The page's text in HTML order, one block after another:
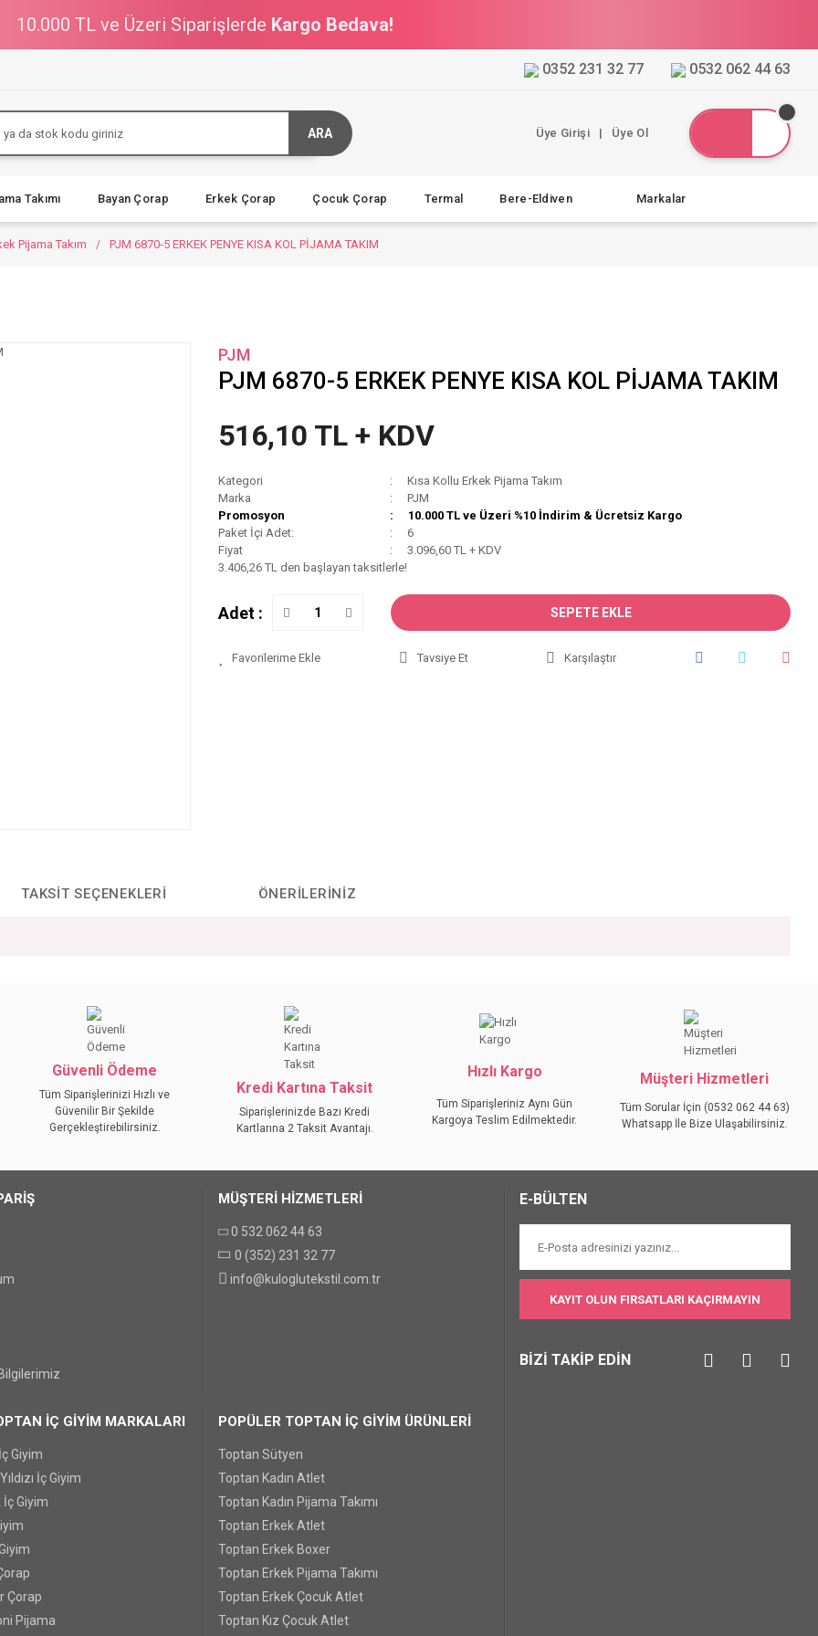
10.000 TL ve Üzeri Siparişlerde Kargo Bedava!
0352 231 32 77 0532 062 44 63
ARA Üye Girişi | Üye Ol
Takımı Bayan Çorap Erkek Çorap Çocuk Çorap Termal Bere-Eldiven Markalar
Pijama Takım PJM 6870-5 ERKEK PENYE KISA KOL PİJAMA TAKIM
PJM
PJM 6870-5 ERKEK PENYE KISA KOL PİJAMA TAKIM
516,10 TL + KDV
Kategori
Kısa Kollu Erkek Pijama Takım
Marka
PJM
Promosyon
10.000 TL ve Üzeri %10 İndirim & Ücretsiz Kargo
Paket İçi Adet:
6
Fiyat
3.096,60 TL + KDV
3.406,26 TL den başlayan taksitlerle!
Adet : SEPETE EKLE
Tavsiye Et Karşılaştır
TAKSIT SEÇENEKLERI ÖNERILERINIZ
GÖNDER
Güvenli Ödeme
Tüm Siparişlerinizi Hızlı ve
Güvenilir Bir Şekilde
Gerçekleştirebilirsiniz.
Kredi Kartına Taksit
Siparişlerinizde Bazı Kredi
Kartlarına 2 Taksit Avantajı.
Hızlı Kargo
Tüm Siparişleriniz Aynı Gün
Kargoya Teslim Edilmektedir.
Müşteri Hizmetleri
Tüm Sorular İçin (0532 062 44 63)
Whatsapp İle Bize Ulaşabilirsiniz.
MÜŞTERİ HİZMETLERİ
0 532 062 44 63
0 (352) 231 32 77
info@kuloglutekstil.com.tr
İÇ GİYİM MARKALARI
Giyim
İç Giyim
Giyim
Çorap
Pijama
POPÜLER TOPTAN İÇ GİYİM ÜRÜNLERİ
Toptan Sütyen
Toptan Kadın Atlet
Toptan Kadın Pijama Takımı
Toptan Erkek Atlet
Toptan Erkek Boxer
Toptan Erkek Pijama Takımı
Toptan Erkek Çocuk Atlet
Toptan Kız Çocuk Atlet
E-BÜLTEN
KAYIT OLUN FIRSATLARI KAÇIRMAYIN
BİZİ TAKİP EDİN